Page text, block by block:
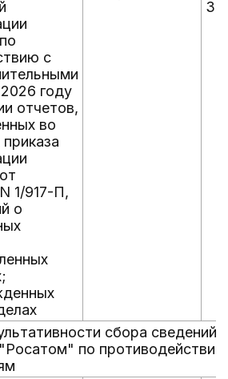
с
году
отчетов,
во
1/917-П,
о
сбора сведений
по